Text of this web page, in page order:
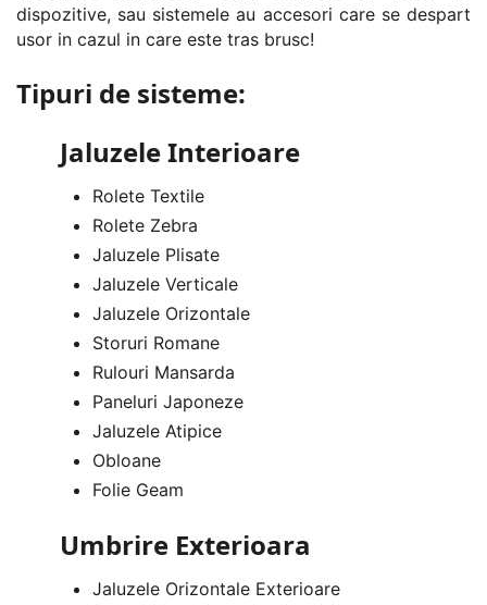
dispozitive, sau sistemele au accesori care se despart
usor in cazul in care este tras brusc!
Tipuri de sisteme:
Jaluzele Interioare
Rolete Textile
Rolete Zebra
Jaluzele Plisate
Jaluzele Verticale
Jaluzele Orizontale
Storuri Romane
Rulouri Mansarda
Paneluri Japoneze
Jaluzele Atipice
Obloane
Folie Geam
Umbrire Exterioara
Jaluzele Orizontale Exterioare